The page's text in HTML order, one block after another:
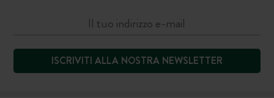
ISCRIVITI ALLA NOSTRA NEWSLETTER